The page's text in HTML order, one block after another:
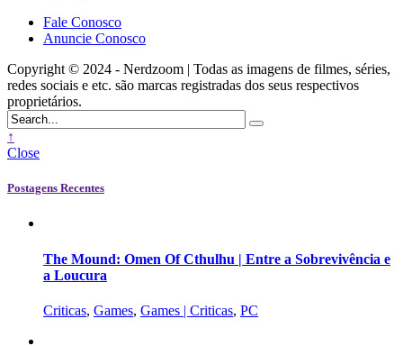
Fale Conosco
Anuncie Conosco
Copyright © 2024 - Nerdzoom | Todas as imagens de filmes, séries,
redes sociais e etc. são marcas registradas dos seus respectivos
proprietários.
↑
Close
Postagens Recentes
The Mound: Omen Of Cthulhu | Entre a Sobrevivência e
a Loucura
Criticas, Games, Games | Criticas, PC